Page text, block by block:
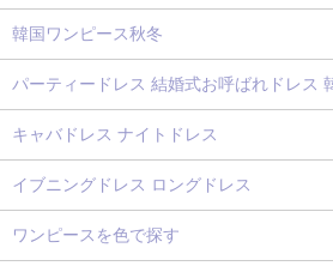
韓国ワンピース秋冬
パーティードレス 結婚式お呼ばれドレス
キャバドレス ナイトドレス
イブニングドレス ロングドレス
ワンピースを色で探す